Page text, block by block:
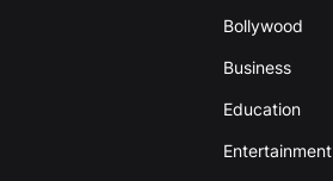
Bollywood
Business
Education
Entertainment